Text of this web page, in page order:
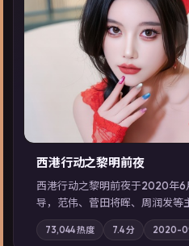
▶
西港行动之黎明前夜
西港行动之黎明前夜于2020年
导，范伟、菅田将晖、周润发等
亲情与职责必须在倒计时结束前
气质；站内亦可通过「国产免费
73,044热度 7.4分 2020-